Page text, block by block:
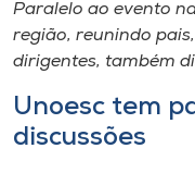
Selecione
o idioma
A+
Paralelo ao evento
região, reunindo
dirigentes, também
Unoesc tem
discussões